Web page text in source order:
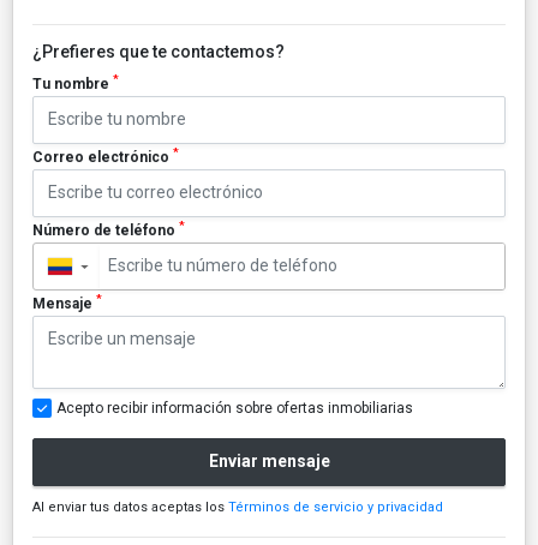
¿Prefieres que te contactemos?
Tu nombre *
Correo electrónico *
Número de teléfono *
▼
Mensaje *
Acepto recibir información sobre ofertas inmobiliarias
Enviar mensaje
Al enviar tus datos aceptas los Términos de servicio y privacidad